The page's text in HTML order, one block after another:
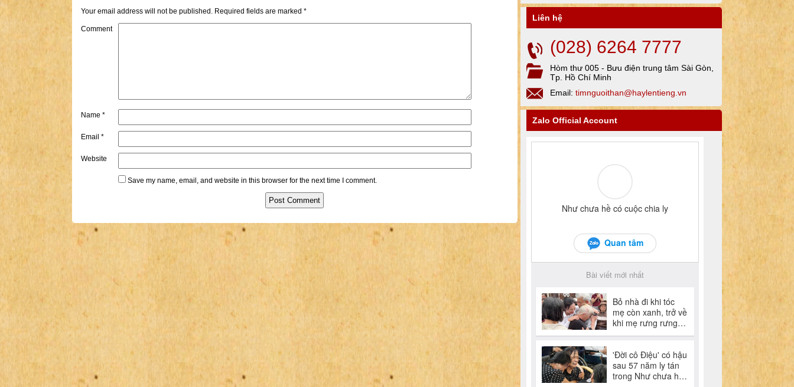
Your email address will not be published. Required fields are marked *
Comment
Name *
Email *
Website
Save my name, email, and website in this browser for the next time I comment.
Liên hệ
(028) 6264 7777
Hòm thư 005 - Bưu điện trung tâm Sài Gòn,
Tp. Hồ Chí Minh
Email: timnguoithan@haylentieng.vn
Zalo Official Account